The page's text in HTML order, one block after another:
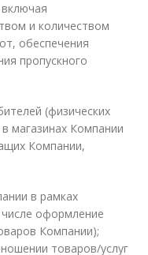
и количеством
обеспечения
пропускного
(физических
магазинах Компании
Компании,
в рамках
оформление
Компании);
товаров/услуг